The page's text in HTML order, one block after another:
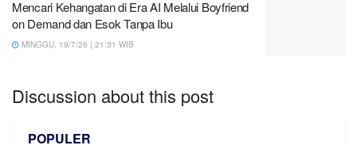
Mencari Kehangatan di Era AI Melalui Boyfriend
on Demand dan Esok Tanpa Ibu
MINGGU, 19/7/26 | 21:31 WIB
Discussion about this post
POPULER